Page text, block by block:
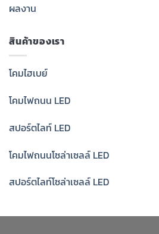
ผลงาน
สินค้าของเรา
โคมไฮเบย์
โคมไฟถนน LED
สปอร์ตไลท์ LED
โคมไฟถนนโซล่าเซลล์ LED
สปอร์ตไลท์โซล่าเซลล์ LED